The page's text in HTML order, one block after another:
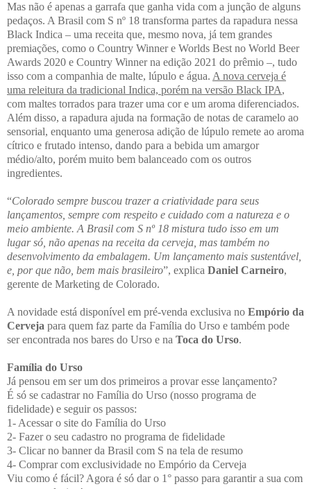
Mas não é apenas a garrafa que ganha vida com a junção de alguns
pedaços. A Brasil com S nº 18 transforma partes da rapadura nessa
Black Indica – uma receita que, mesmo nova, já tem grandes
premiações, como o Country Winner e Worlds Best no World Beer
Awards 2020 e Country Winner na edição 2021 do prêmio –, tudo
isso com a companhia de malte, lúpulo e água. A nova cerveja é
uma releitura da tradicional Indica, porém na versão Black IPA,
com maltes torrados para trazer uma cor e um aroma diferenciados.
Além disso, a rapadura ajuda na formação de notas de caramelo ao
sensorial, enquanto uma generosa adição de lúpulo remete ao aroma
cítrico e frutado intenso, dando para a bebida um amargor
médio/alto, porém muito bem balanceado com os outros
ingredientes.
“Colorado sempre buscou trazer a criatividade para seus
lançamentos, sempre com respeito e cuidado com a natureza e o
meio ambiente. A Brasil com S nº 18 mistura tudo isso em um
lugar só, não apenas na receita da cerveja, mas também no
desenvolvimento da embalagem. Um lançamento mais sustentável,
e, por que não, bem mais brasileiro”, explica Daniel Carneiro,
gerente de Marketing de Colorado.
A novidade está disponível em pré-venda exclusiva no Empório da
Cerveja para quem faz parte da Família do Urso e também pode
ser encontrada nos bares do Urso e na Toca do Urso.
Família do Urso
Já pensou em ser um dos primeiros a provar esse lançamento?
É só se cadastrar no Família do Urso (nosso programa de
fidelidade) e seguir os passos:
1- Acessar o site do Família do Urso
2- Fazer o seu cadastro no programa de fidelidade
3- Clicar no banner da Brasil com S na tela de resumo
4- Comprar com exclusividade no Empório da Cerveja
Viu como é fácil? Agora é só dar o 1° passo para garantir a sua com